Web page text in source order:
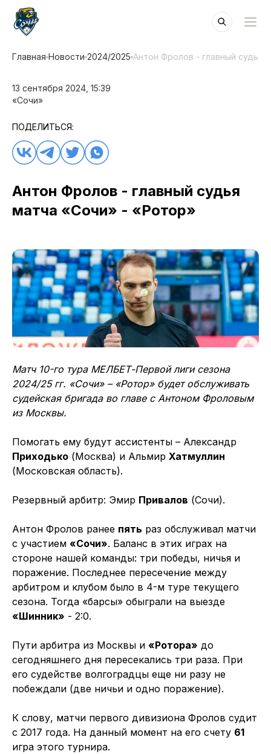
Главная Новости 2024/2025 Антон Фролов - главный судья
13 сентября 2024, 15:39
«Сочи»
ПОДЕЛИТЬСЯ:
Антон Фролов - главный судья
матча «Сочи» - «Ротор»
Матч 10-го тура МЕЛБЕТ-Первой лиги сезона
2024/25 гг. «Сочи» – «Ротор» будет обслуживать
судейская бригада во главе с Антоном Фроловым
из Москвы.
Помогать ему будут ассистенты – Александр
Приходько (Москва) и Альмир Хатмуллин
(Московская область).
Резервный арбитр: Эмир Привалов (Сочи).
Антон Фролов ранее пять раз обслуживал матчи
с участием «Сочи». Баланс в этих играх на
стороне нашей команды: три победы, ничья и
поражение. Последнее пересечение между
арбитром и клубом было в 4-м туре текущего
сезона. Тогда «барсы» обыграли на выезде
«Шинник» - 2:0.
Пути арбитра из Москвы и «Ротора» до
сегодняшнего дня пересекались три раза. При
его судействе волгоградцы еще ни разу не
побеждали (две ничьи и одно поражение).
К слову, матчи первого дивизиона Фролов судит
с 2017 года. На данный момент на его счету 61
игра этого турнира.